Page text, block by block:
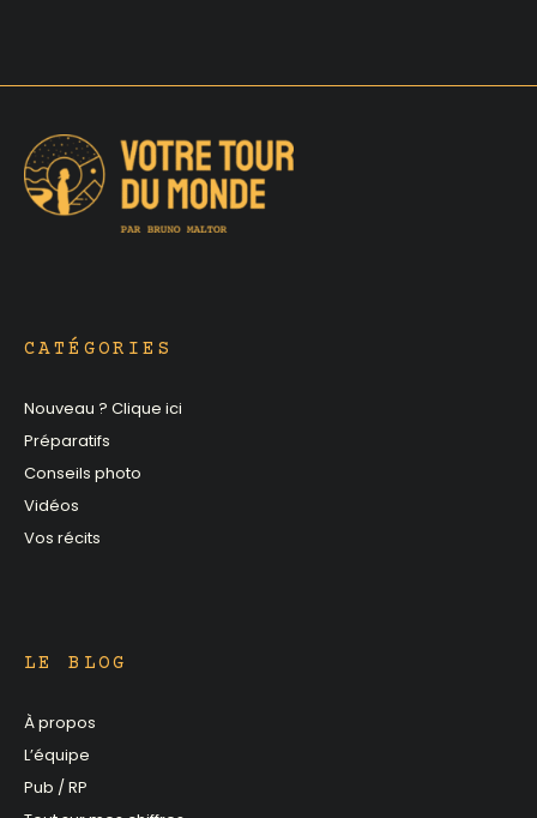
CATÉGORIES
Nouveau ? Clique ici
Préparatifs
Conseils photo
Vidéos
Vos récits
LE BLOG
À propos
L’équipe
Pub / RP